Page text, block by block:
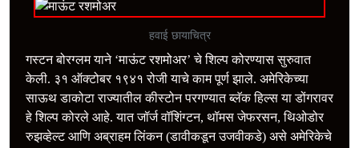
हवाई छायाचित्र
गस्टन बोरग्लम याने ‘माऊंट रशमोअर’ चे शिल्प कोरण्यास सुरुवात
केली. ३१ ऑक्टोबर १९४१ रोजी याचे काम पूर्ण झाले. अमेरिकेच्या
साऊथ डाकोटा राज्यातील कीस्टोन परगण्यात ब्लॅक हिल्स या डोंगरावर
हे शिल्प कोरले आहे. यात जॉर्ज वॉशिंग्टन, थॉमस जेफरसन, थिओडोर
रुझव्हेल्ट आणि अब्राहम लिंकन (डावीकडून उजवीकडे) असे अमेरिकेचे